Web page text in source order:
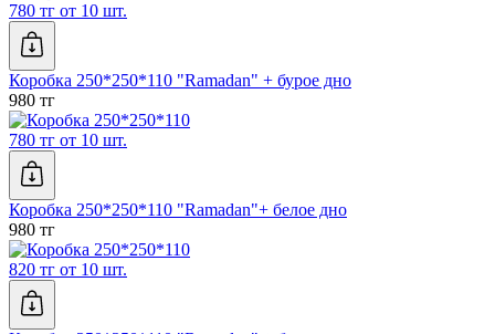
780 тг от 10 шт.
Коробка 250*250*110 "Ramadan" + бурое дно
980 тг
780 тг от 10 шт.
Коробка 250*250*110 "Ramadan"+ белое дно
980 тг
820 тг от 10 шт.